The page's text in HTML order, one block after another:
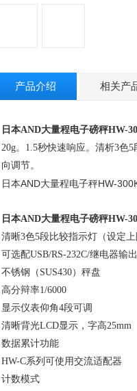
产品介绍 相关产
日本AND大量程电子磅秤HW-
20g。 1.5秒快速响应。清析3色5
向调节。
日本AND大量程电子秤HW-
日本AND大量程电子磅秤HW-
清晰3色5段比较指示灯（设定上
可选配USB/RS-232C/继电器输出
不锈钢（ SUS430）秤盘
高分辩率1/6000
显示仪表仰角4段可调
清晰背光LCD显示，字高25mm
数据累计功能
HW-C系列可使用交流适配器
计数模式